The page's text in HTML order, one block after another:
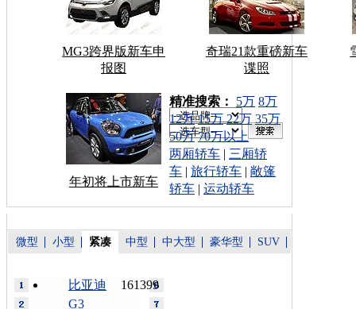
MG3跨界版新车申
报图
奇瑞21款重磅新车
谍照
年初将上市新车
车型搜索：
精准搜索： 5万 8万
12万 15万 22万 35万
50万 70万以上
两厢轿车 | 三厢轿
车 | 旅行轿车 | 敞篷
轿车 | 运动轿车
微型 小型 紧凑 中型 中大型 豪华型 SUV
161399
比亚迪
G3